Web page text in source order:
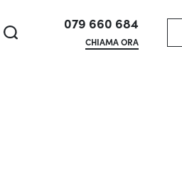
079 660 684
CHIAMA ORA